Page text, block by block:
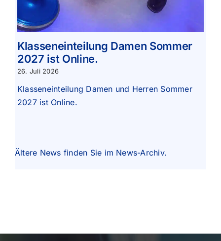
Klasseneinteilung Damen Sommer
2027 ist Online.
26. Juli 2026
Klasseneinteilung Damen und Herren Sommer
2027 ist Online.
Ältere News finden Sie im News-Archiv.